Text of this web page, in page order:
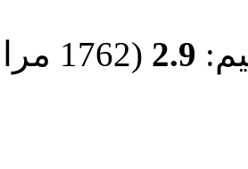
2.9 (1762 مرات التقييم)